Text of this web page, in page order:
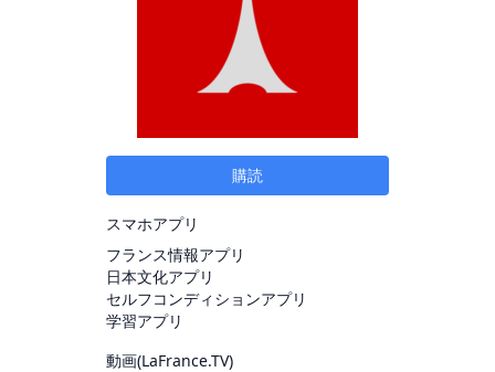
購読
スマホアプリ
フランス情報アプリ
日本文化アプリ
セルフコンディションアプリ
学習アプリ
動画(LaFrance.TV)